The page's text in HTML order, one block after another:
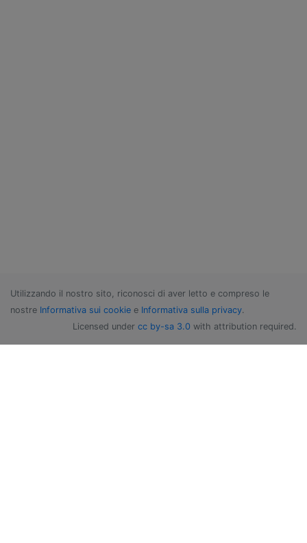
Utilizzando il nostro sito, riconosci di aver letto e compreso le
nostre Informativa sui cookie e Informativa sulla privacy.
Licensed under cc by-sa 3.0 with attribution required.